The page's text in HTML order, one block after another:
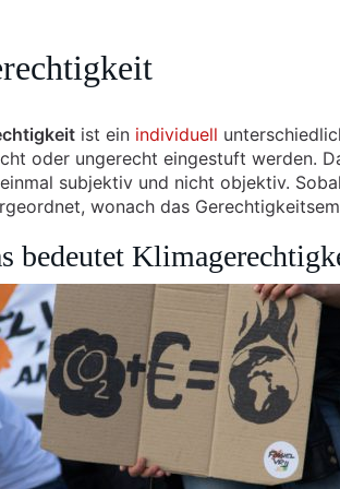
ist ein individuell
oder ungerecht eingestuft werden.
subjektiv und nicht objektiv.
wonach das
bedeutet